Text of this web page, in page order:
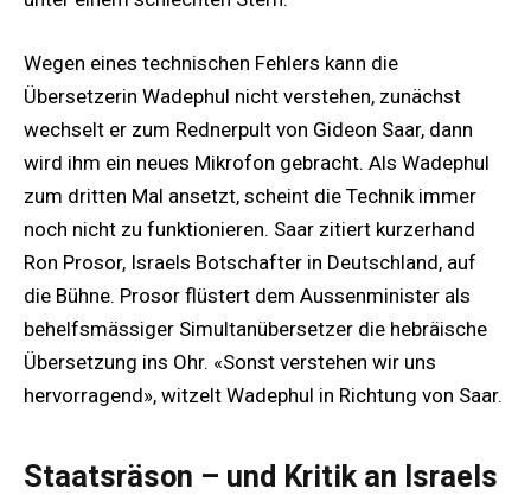
Wegen eines technischen Fehlers kann die
Übersetzerin Wadephul nicht verstehen, zunächst
wechselt er zum Rednerpult von Gideon Saar, dann
wird ihm ein neues Mikrofon gebracht. Als Wadephul
zum dritten Mal ansetzt, scheint die Technik immer
noch nicht zu funktionieren. Saar zitiert kurzerhand
Ron Prosor, Israels Botschafter in Deutschland, auf
die Bühne. Prosor flüstert dem Aussenminister als
behelfsmässiger Simultanübersetzer die hebräische
Übersetzung ins Ohr. «Sonst verstehen wir uns
hervorragend», witzelt Wadephul in Richtung von Saar.
Staatsräson – und Kritik an Israels